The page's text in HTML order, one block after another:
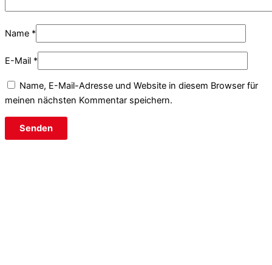
Name *
E-Mail *
Name, E-Mail-Adresse und Website in diesem Browser für
meinen nächsten Kommentar speichern.